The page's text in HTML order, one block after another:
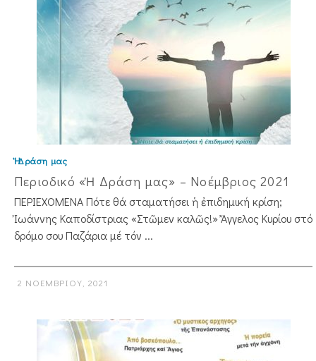
Ἡ Δράση μας
Περιοδικό «Ἡ Δράση μας» – Νοέμβριος 2021
ΠΕΡΙΕΧΟΜΕΝΑ Πότε θά σταματήσει ἡ ἐπιδημική κρίση;
Ἰωάννης Καποδίστριας «Στῶμεν καλῶς!» Ἄγγελος Κυρίου στό
δρόμο σου Παζάρια μέ τόν ...
2 ΝΟΕΜΒΡΊΟΥ, 2021